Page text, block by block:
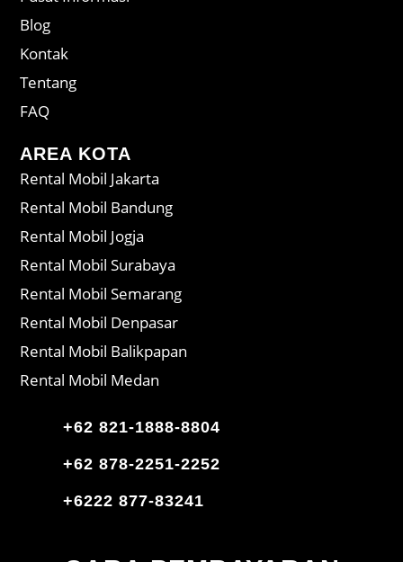
Blog
Kontak
Tentang
FAQ
AREA KOTA
Rental Mobil Jakarta
Rental Mobil Bandung
Rental Mobil Jogja
Rental Mobil Surabaya
Rental Mobil Semarang
Rental Mobil Denpasar
Rental Mobil Balikpapan
Rental Mobil Medan
+62 821-1888-8804
+62 878-2251-2252
+6222 877-83241